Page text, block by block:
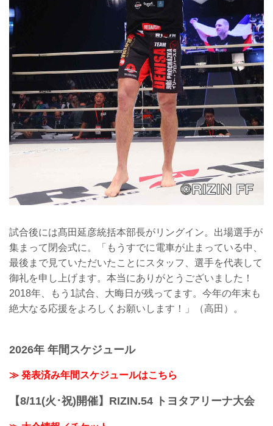
試合後には髙田延彦統括本部長がリングイン。出場選手が
集まって閉会式に。「もうすでに電車が止まっている中、
最後まで見ていただいたことにスタッフ、選手を代表して
御礼を申し上げます。本当にありがとうございました！
2018年、もう1試合、大晦日が残ってます。今年の年末も
絶大なる応援をよろしくお願いします！」（高田）。
2026年 年間スケジュール
≫ 発表済み年間スケジュールはこちら
【8/11(火･祝)開催】RIZIN.54 トヨタアリーナ大会